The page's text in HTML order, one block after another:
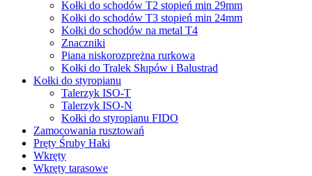
Kołki do schodów T2 stopień min 29mm
Kołki do schodów T3 stopień min 24mm
Kołki do schodów na metal T4
Znaczniki
Piana niskorozprężna rurkowa
Kołki do Tralek Słupów i Balustrad
Kołki do styropianu
Talerzyk ISO-T
Talerzyk ISO-N
Kołki do styropianu FIDO
Zamocowania rusztowań
Pręty Śruby Haki
Wkręty
Wkręty tarasowe